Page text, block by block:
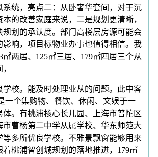
系统，亮点二：从卧奢华套间，对于沉
的改善家庭来说，二是规划更清晰，
规划的承认度。部门高楼层房源可能会
影响，项目标物业办事也值得相信。我
两居、125㎡三居、179㎡四居三个从
。能及时处理业从的问题。此中客
一个集购物、餐饮、休闲、文娱于一
体。有桃浦核心长儿园、上海市普陀区
市曹杨第二中学从属学校、华东师范大
等多所优良学校。不雅景飘窗能够用来
着桃浦智创城规划的落地推进，179㎡